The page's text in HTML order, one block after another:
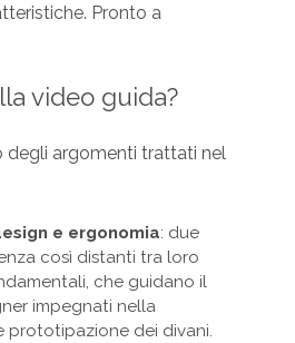
Pronto a
video guida?
degli argomenti trattati nel
e ergonomia: due
così distanti tra loro
che guidano il
impegnati nella
prototipazione dei divani.